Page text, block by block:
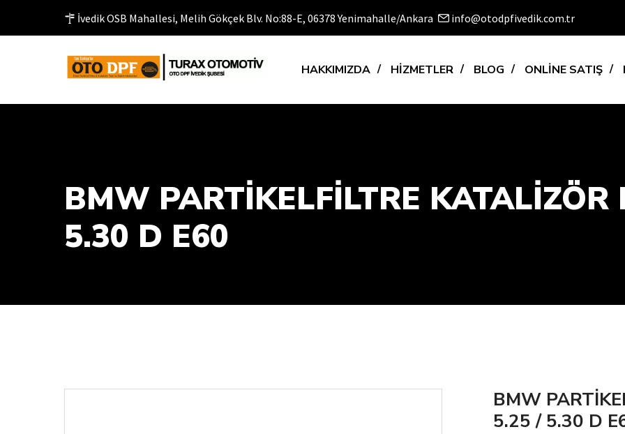
İvedik OSB Mahallesi, Melih Gökçek Blv. No:88-E, 06378 Yenimahalle/Ankara info@otodpfivedik.com.tr
HAKKIMIZDA HİZMETLER BLOG ONLİNE SATIŞ
BMW PARTİKELFİLTRE KATALİZÖR
5.30 D E60
BMW
5.25 / 5.30 D